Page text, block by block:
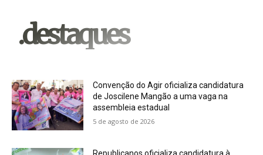
.destaques
Convenção do Agir oficializa candidatura
de Joscilene Mangão a uma vaga na
assembleia estadual
5 de agosto de 2026